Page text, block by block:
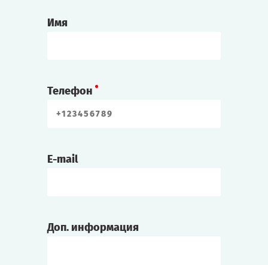
Имя
Телефон
E-mail
Доп. информация